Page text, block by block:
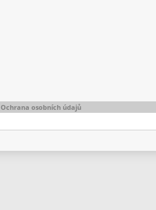
Ochrana osobních údajů